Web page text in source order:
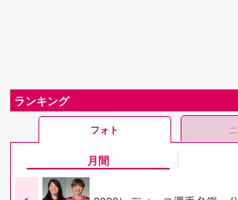
ランキング
フォト
月間